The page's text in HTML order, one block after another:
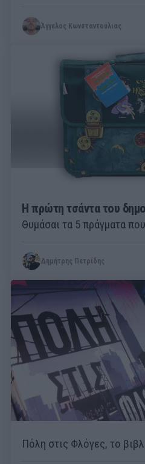
Άγγελος Κωνσταντούλιας
Η πρώτη τσάντα του
Θυμάσαι τα 5 πράγματα
Δημήτρης Πετρίδης
Πόλη στις Φλόγες, το